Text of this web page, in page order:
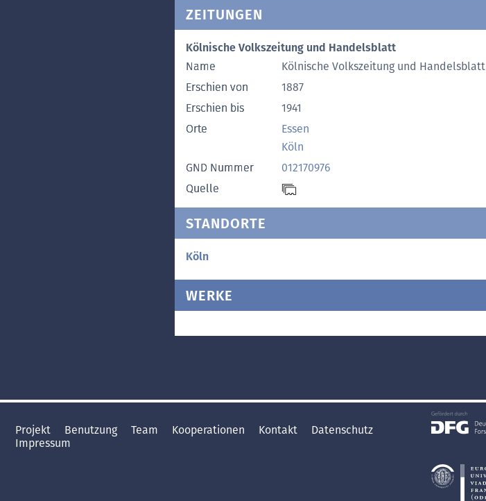
ZEITUNGEN
Kölnische Volkszeitung und Handelsblatt
Name
Kölnische Volkszeitung und Handelsblatt
Erschien von
1887
Erschien bis
1941
Orte
Essen
Köln
GND Nummer
012170976
Quelle
STANDORTE
Köln
WERKE
Projekt Benutzung Team Kooperationen Kontakt
Datenschutz
Impressum